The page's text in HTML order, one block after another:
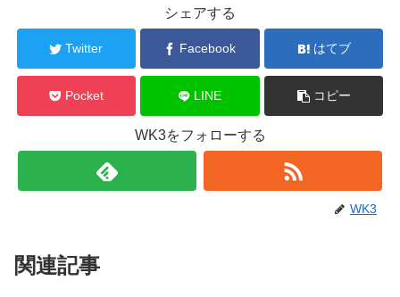
シェアする
Twitter Facebook はてブ
Pocket LINE コピー
WK3をフォローする
WK3
関連記事